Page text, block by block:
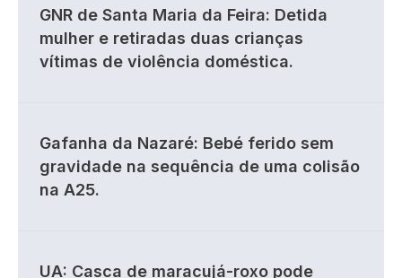
GNR de Santa Maria da Feira: Detida
mulher e retiradas duas crianças
vítimas de violência doméstica.
Gafanha da Nazaré: Bebé ferido sem
gravidade na sequência de uma colisão
na A25.
UA: Casca de maracujá-roxo pode